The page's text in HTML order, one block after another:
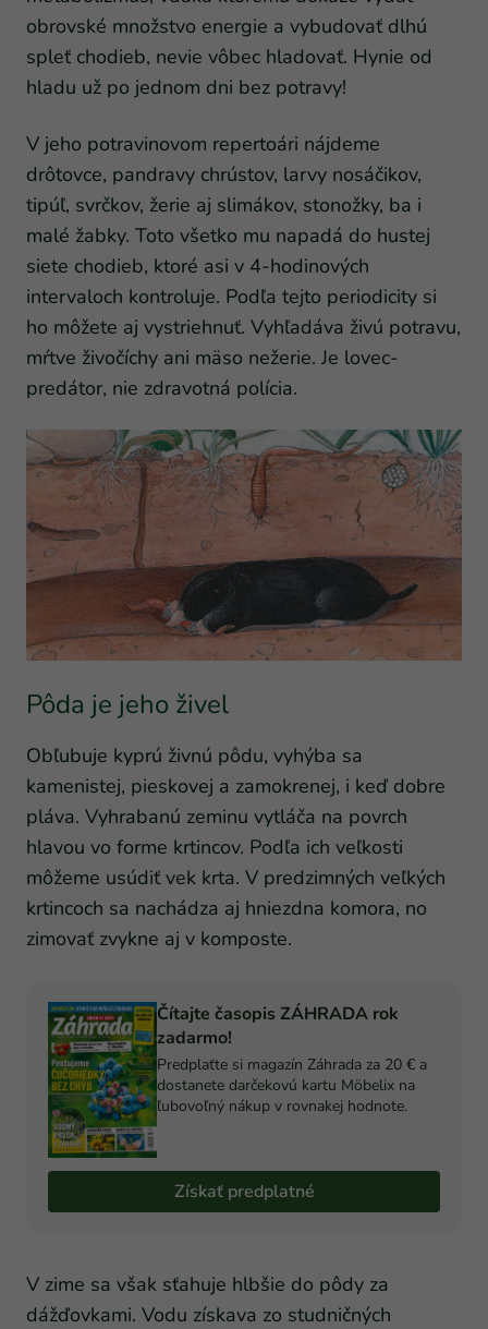
obrovské množstvo energie a vybudovať dlhú
spleť chodieb, nevie vôbec hladovať. Hynie od
hladu už po jednom dni bez potravy!
V jeho potravinovom repertoári nájdeme
drôtovce, pandravy chrústov, larvy nosáčikov,
tipúľ, svrčkov, žerie aj slimákov, stonožky, ba i
malé žabky. Toto všetko mu napadá do hustej
siete chodieb, ktoré asi v 4-hodinových
intervaloch kontroluje. Podľa tejto periodicity si
ho môžete aj vystriehnuť. Vyhľadáva živú potravu,
mŕtve živočíchy ani mäso nežerie. Je lovec-
predátor, nie zdravotná polícia.
Pôda je jeho živel
Obľubuje kyprú živnú pôdu, vyhýba sa
kamenistej, pieskovej a zamokrenej, i keď dobre
pláva. Vyhrabanú zeminu vytláča na povrch
hlavou vo forme krtincov. Podľa ich veľkosti
môžeme usúdiť vek krta. V predzimných veľkých
krtincoch sa nachádza aj hniezdna komora, no
zimovať zvykne aj v komposte.
Čítajte časopis ZÁHRADA rok
zadarmo!
Predplaťte si magazín Záhrada za 20 € a
dostanete darčekovú kartu Möbelix na
ľubovoľný nákup v rovnakej hodnote.
Získať predplatné
V zime sa však sťahuje hlbšie do pôdy za
dážďovkami. Vodu získava zo studničných